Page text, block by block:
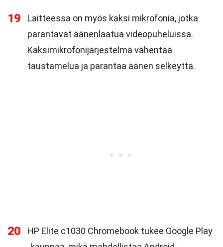
19
Laitteessa on myös kaksi mikrofonia, jotka
parantavat äänenlaatua videopuheluissa.
Kaksimikrofonijärjestelmä vähentää
taustamelua ja parantaa äänen selkeyttä.
20
HP Elite c1030 Chromebook tukee Google Play